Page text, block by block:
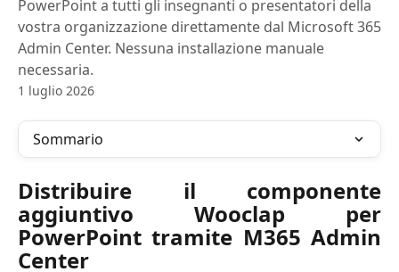
PowerPoint a tutti gli insegnanti o presentatori della
vostra organizzazione direttamente dal Microsoft 365
Admin Center. Nessuna installazione manuale
necessaria.
1 luglio 2026
Sommario
Distribuire il componente
aggiuntivo Wooclap per
PowerPoint tramite M365 Admin
Center